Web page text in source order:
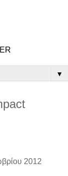
▼
2012